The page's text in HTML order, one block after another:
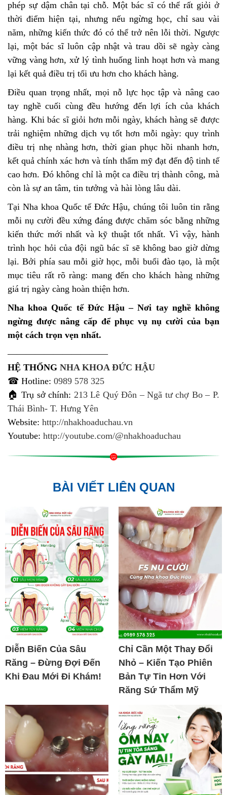
phép sự dậm chân tại chỗ. Một bác sĩ có thể rất giỏi ở
thời điểm hiện tại, nhưng nếu ngừng học, chỉ sau vài
năm, những kiến thức đó có thể trở nên lỗi thời. Ngược
lại, một bác sĩ luôn cập nhật và trau dồi sẽ ngày càng
vững vàng hơn, xử lý tình huống linh hoạt hơn và mang
lại kết quả điều trị tối ưu hơn cho khách hàng.
Điều quan trọng nhất, mọi nỗ lực học tập và nâng cao
tay nghề cuối cùng đều hướng đến lợi ích của khách
hàng. Khi bác sĩ giỏi hơn mỗi ngày, khách hàng sẽ được
trải nghiệm những dịch vụ tốt hơn mỗi ngày: quy trình
điều trị nhẹ nhàng hơn, thời gian phục hồi nhanh hơn,
kết quả chính xác hơn và tính thẩm mỹ đạt đến độ tinh tế
cao hơn. Đó không chỉ là một ca điều trị thành công, mà
còn là sự an tâm, tin tưởng và hài lòng lâu dài.
Tại Nha khoa Quốc tế Đức Hậu, chúng tôi luôn tin rằng
mỗi nụ cười đều xứng đáng được chăm sóc bằng những
kiến thức mới nhất và kỹ thuật tốt nhất. Vì vậy, hành
trình học hỏi của đội ngũ bác sĩ sẽ không bao giờ dừng
lại. Bởi phía sau mỗi giờ học, mỗi buổi đào tạo, là một
mục tiêu rất rõ ràng: mang đến cho khách hàng những
giá trị ngày càng hoàn thiện hơn.
Nha khoa Quốc tế Đức Hậu – Nơi tay nghề không
ngừng được nâng cấp để phục vụ nụ cười của bạn
một cách trọn vẹn nhất.
———————————
HỆ THỐNG NHA KHOA ĐỨC HẬU
☎ Hotline: 0989 578 325
🏠 Trụ sở chính: 213 Lê Quý Đôn – Ngã tư chợ Bo – P.
Thái Bình- T. Hưng Yên
Website: http://nhakhoaduchau.vn
Youtube: http://youtube.com/@nhakhoaduchau
BÀI VIẾT LIÊN QUAN
Diễn Biến Của Sâu
Răng – Đừng Đợi Đến
Khi Đau Mới Đi Khám!
Chỉ Cần Một Thay Đổi
Nhỏ – Kiến Tạo Phiên
Bản Tự Tin Hơn Với
Răng Sứ Thẩm Mỹ